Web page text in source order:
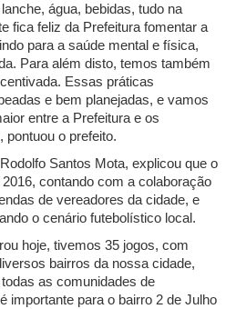
água, bebidas, tudo na
fica feliz da Prefeitura fomentar a
para a saúde mental e física,
Para além disto, temos também
Essas práticas
e bem planejadas, e vamos
entre a Prefeitura e os
pontuou o prefeito.
Santos Mota, explicou que o
contando com a colaboração
de vereadores da cidade, e
o cenário futebolístico local.
hoje, tivemos 35 jogos, com
bairros da nossa cidade,
as comunidades de
importante para o bairro 2 de Julho